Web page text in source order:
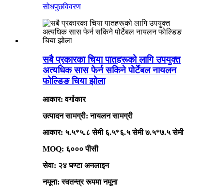
सोधपुछविवरण
सबै प्रकारका चिया पातहरूको लागि उपयुक्त
अत्यधिक सास फेर्न सकिने पोर्टेबल नायलन
फोल्डिङ चिया झोला
आकार: वर्गाकार
उत्पादन सामग्री: नायलन सामग्री
आकार: ५.५*५.८ सेमी ६.५*६.५ सेमी ७.५*७.५ सेमी
MOQ: ६००० पीसी
सेवा: २४ घण्टा अनलाइन
नमूना: स्वतन्त्र रूपमा नमूना